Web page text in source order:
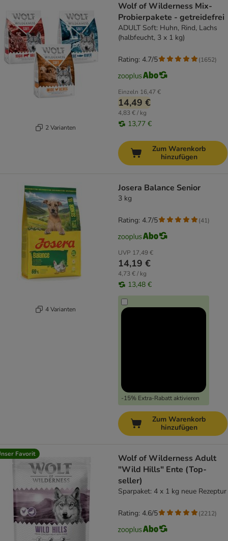
2 Varianten
Wolf of Wilderness Mix-
Probierpakete - getreidefrei
ADULT Soft: Huhn, Rind, Lachs
(halbfeucht, 3 x 1 kg)
Einzeln 16,47 €
14,49 €
4,83 € / kg
13,77 €
Rating: 4.7/5 (1652)
Zum Warenkorb
hinzufügen
4 Varianten
Josera Balance Senior
3 kg
UVP 17,49 €
14,19 €
4,73 € / kg
13,48 €
-15% Extra-Rabatt aktivieren
Rating: 4.7/5 (41)
Zum Warenkorb
hinzufügen
Favorit
Wolf of Wilderness Adult
"Wild Hills" Ente (Top-
seller)
Sparpaket: 4 x 1 kg neue Rezeptur
Rating: 4.6/5 (2212)